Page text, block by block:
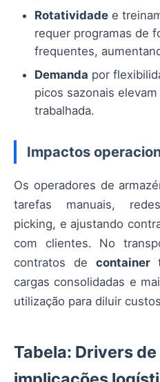
Rotatividade e
requer programas de
frequentes,
Demanda por
picos sazonais
trabalhada.
Impactos
Os operadores de
tarefas manuais,
picking, e ajustando
com clientes. No
contratos de container
cargas consolidadas e
utilização para diluir
Tabela: Drivers